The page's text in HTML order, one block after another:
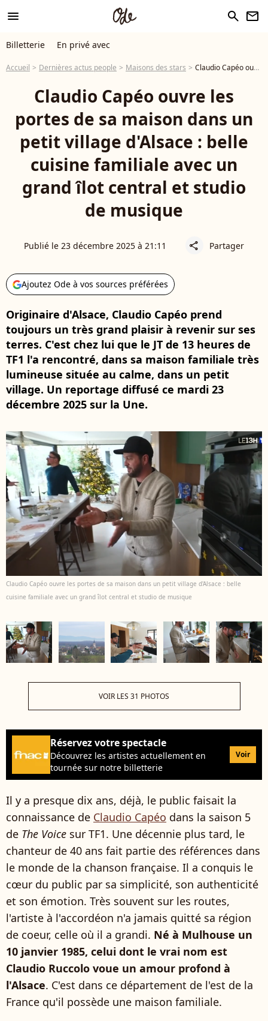
menu search newsletter
Billetterie En privé avec
Accueil Dernières actus people Maisons des stars Claudio Capéo ouvre les portes de sa maison dans un petit village d'Alsace : belle cuisine familiale avec un grand îlot central et studio de musique
Claudio Capéo ouvre les
portes de sa maison dans un
petit village d'Alsace : belle
cuisine familiale avec un
grand îlot central et studio
de musique
Publié le 23 décembre 2025 à 21:11 share Partager
Ajoutez Ode à vos sources préférées
Originaire d'Alsace, Claudio Capéo prend
toujours un très grand plaisir à revenir sur ses
terres. C'est chez lui que le JT de 13 heures de
TF1 l'a rencontré, dans sa maison familiale très
lumineuse située au calme, dans un petit
village. Un reportage diffusé ce mardi 23
décembre 2025 sur la Une.
Claudio Capéo ouvre les portes de sa maison dans un petit village d'Alsace : belle
cuisine familiale avec un grand îlot central et studio de musique
VOIR LES 31 PHOTOS
Réservez votre spectacle
Découvrez les artistes actuellement en
tournée sur notre billetterie
Voir
Il y a presque dix ans, déjà, le public faisait la
connaissance de Claudio Capéo dans la saison 5
de The Voice sur TF1. Une décennie plus tard, le
chanteur de 40 ans fait partie des références dans
le monde de la chanson française. Il a conquis le
cœur du public par sa simplicité, son authenticité
et son émotion. Très souvent sur les routes,
l'artiste à l'accordéon n'a jamais quitté sa région
de coeur, celle où il a grandi. Né à Mulhouse un
10 janvier 1985, celui dont le vrai nom est
Claudio Ruccolo voue un amour profond à
l'Alsace. C'est dans ce département de l'est de la
France qu'il possède une maison familiale.